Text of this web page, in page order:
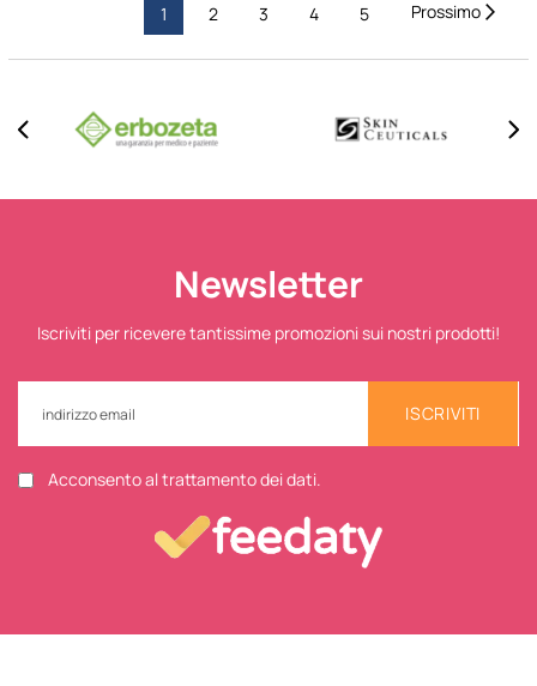
Attualmente
stai
la
1 Pagina
2 Pagina
3 Pagina
4 Pagina
5
Newsletter
Iscriviti per ricevere tantissime promozioni sui nostri prodotti!
ISCRIVITI
Acconsento al trattamento dei dati.